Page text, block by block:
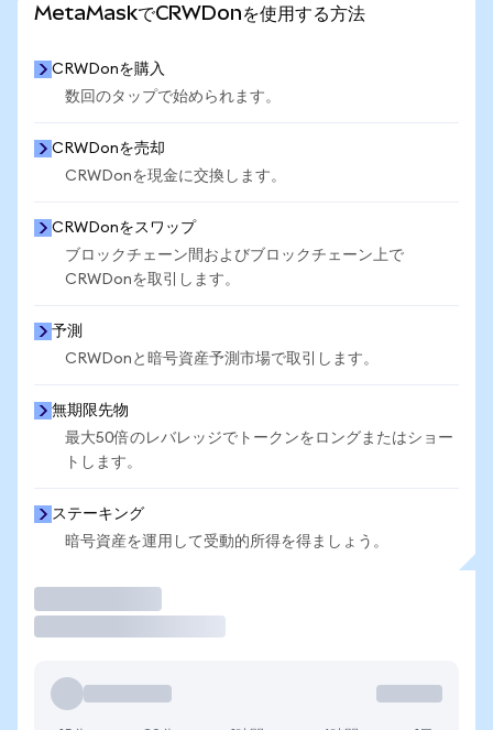
MetaMaskでCRWDonを使用する方法
CRWDonを購入
数回のタップで始められます。
CRWDonを売却
CRWDonを現金に交換します。
CRWDonをスワップ
ブロックチェーン間およびブロックチェーン上で
CRWDonを取引します。
予測
CRWDonと暗号資産予測市場で取引します。
無期限先物
最大50倍のレバレッジでトークンをロングまたはショー
トします。
ステーキング
暗号資産を運用して受動的所得を得ましょう。